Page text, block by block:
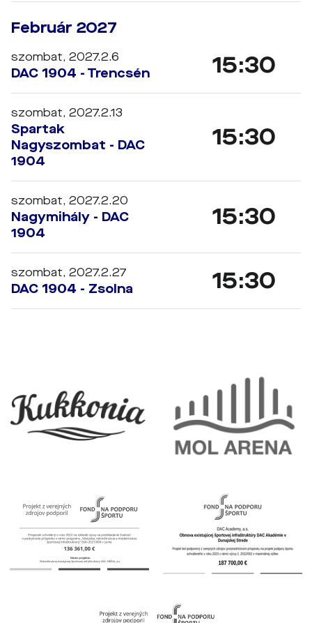
Február 2027
szombat, 2027.2.6
DAC 1904 - Trencsén 15:30
szombat, 2027.2.13
Spartak
Nagyszombat - DAC
1904
15:30
szombat, 2027.2.20
Nagymihály - DAC
1904
15:30
szombat, 2027.2.27
DAC 1904 - Zsolna 15:30